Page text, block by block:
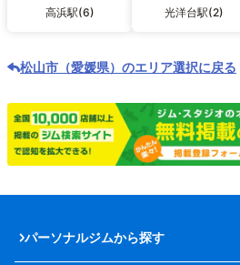
高浜駅(6) 光洋台駅(2)
松山市（愛媛県）のエリア選択に戻る
パーソナルジムから探す